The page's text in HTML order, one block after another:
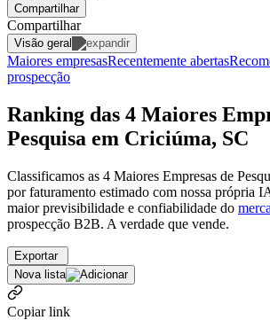
Compartilhar
Compartilhar
Visão geral
Maiores empresasRecentemente abertas
prospecção
Ranking das 4 Maiores
Pesquisa em Criciúma, SC
Classificamos as 4 Maiores Empresas de
por faturamento estimado com nossa própria
maior previsibilidade e confiabilidade do
prospecção B2B. A verdade que vende.
Exportar
Nova lista
Copiar link